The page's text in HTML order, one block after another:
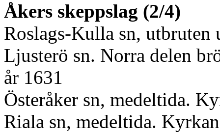
Åkers skeppslag (2/4)
Roslags-Kulla sn, utbruten
Ljusterö sn. Norra delen
år 1631
Österåker sn, medeltida.
Riala sn, medeltida.